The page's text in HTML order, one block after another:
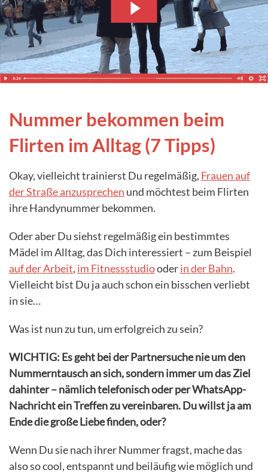
Nummer bekommen beim
Flirten im Alltag (7 Tipps)
Okay, vielleicht trainierst Du regelmäßig, Frauen auf
der Straße anzusprechen und möchtest beim Flirten
ihre Handynummer bekommen.
Oder aber Du siehst regelmäßig ein bestimmtes
Mädel im Alltag, das Dich interessiert – zum Beispiel
auf der Arbeit, im Fitnessstudiooderin der Bahn.
Vielleicht bist Du ja auch schon ein bisschen verliebt
in sie…
Was ist nun zu tun, um erfolgreich zu sein?
WICHTIG: Es geht bei der Partnersuche nie um den
Nummerntausch an sich, sondern immer um das Ziel
dahinter – nämlich telefonisch oder per WhatsApp-
Nachricht ein Treffen zu vereinbaren. Du willst ja am
Ende die große Liebe finden, oder?
Wenn Du sie nach ihrer Nummer fragst, mache das
also so cool, entspannt und beiläufig wie möglich und